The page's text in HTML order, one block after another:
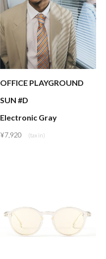
OFFICE PLAYGROUND
SUN #D
Electronic Gray
¥7,920